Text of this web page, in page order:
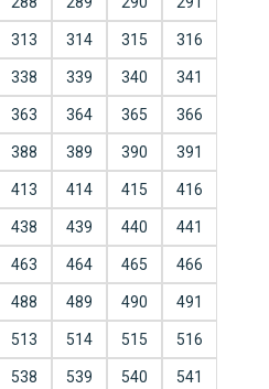
313 314 315 316
338 339 340 341
363 364 365 366
388 389 390 391
413 414 415 416
438 439 440 441
463 464 465 466
488 489 490 491
513 514 515 516
538 539 540 541